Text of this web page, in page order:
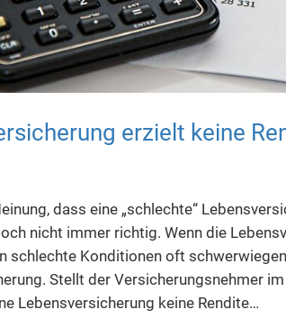
erzielt keine
dass eine „schlechte“
nicht immer richtig. Wenn die
schlechte Konditionen oft
Stellt der Versicherungsnehmer
Lebensversicherung keine Rendite…